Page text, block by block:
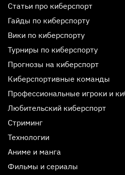
Статьи про киберспорт
Гайды по киберспорту
Вики по киберспорту
Турниры по киберспорту
Прогнозы на киберспорт
Киберспортивные команды
Профессиональные игроки и
Любительский киберспорт
Стриминг
Технологии
Аниме и манга
Фильмы и сериалы